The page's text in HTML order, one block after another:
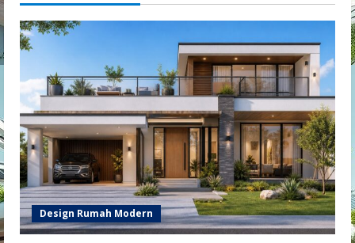
Design Rumah Modern